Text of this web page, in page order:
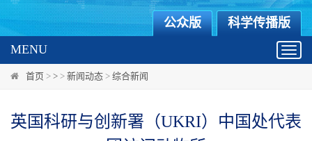
科学传播版
公众版
MENU
首页 > > > 新闻动态 > 综合新闻
英国科研与创新署（UKRI）中国处代表